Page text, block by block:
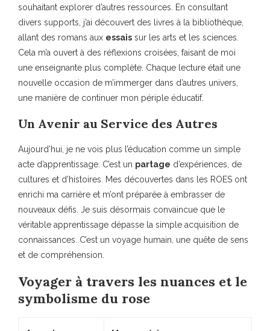
souhaitant explorer d’autres ressources. En consultant
divers supports, j’ai découvert des livres à la bibliothèque,
allant des romans aux essais sur les arts et les sciences.
Cela m’a ouvert à des réflexions croisées, faisant de moi
une enseignante plus complète. Chaque lecture était une
nouvelle occasion de m’immerger dans d’autres univers,
une manière de continuer mon périple éducatif.
Un Avenir au Service des Autres
Aujourd’hui, je ne vois plus l’éducation comme un simple
acte d’apprentissage. C’est un partage d’expériences, de
cultures et d’histoires. Mes découvertes dans les ROES ont
enrichi ma carrière et m’ont préparée à embrasser de
nouveaux défis. Je suis désormais convaincue que le
véritable apprentissage dépasse la simple acquisition de
connaissances. C’est un voyage humain, une quête de sens
et de compréhension.
Voyager à travers les nuances et le
symbolisme du rose